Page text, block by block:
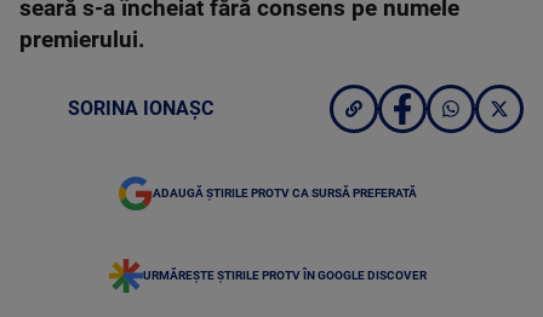
seară s-a încheiat fără consens pe numele
premierului.
SORINA IONAȘC
ADAUGĂ ȘTIRILE PROTV CA SURSĂ PREFERATĂ
URMĂREȘTE ȘTIRILE PROTV ÎN GOOGLE DISCOVER